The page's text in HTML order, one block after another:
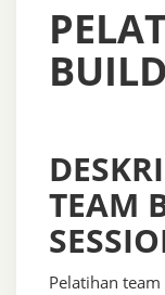
TEAM
Pelatihan